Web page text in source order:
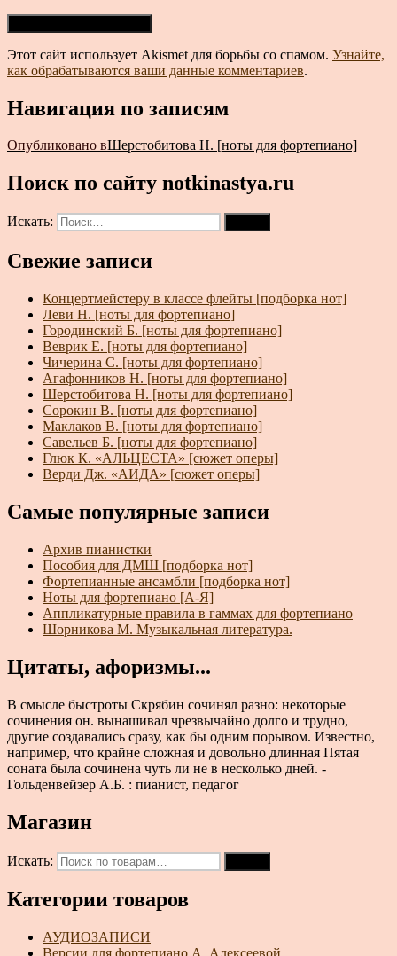
Этот сайт использует Akismet для борьбы со спамом. Узнайте,
как обрабатываются ваши данные комментариев.
Навигация по записям
Опубликовано вШерстобитова Н. [ноты для фортепиано]
Поиск по сайту notkinastya.ru
Искать:
Свежие записи
Концертмейстеру в классе флейты [подборка нот]
Леви Н. [ноты для фортепиано]
Городинский Б. [ноты для фортепиано]
Веврик Е. [ноты для фортепиано]
Чичерина С. [ноты для фортепиано]
Агафонников Н. [ноты для фортепиано]
Шерстобитова Н. [ноты для фортепиано]
Сорокин В. [ноты для фортепиано]
Маклаков В. [ноты для фортепиано]
Савельев Б. [ноты для фортепиано]
Глюк К. «АЛЬЦЕСТА» [сюжет оперы]
Верди Дж. «АИДА» [сюжет оперы]
Самые популярные записи
Архив пианистки
Пособия для ДМШ [подборка нот]
Фортепианные ансамбли [подборка нот]
Ноты для фортепиано [А-Я]
Аппликатурные правила в гаммах для фортепиано
Шорникова М. Музыкальная литература.
Цитаты, афоризмы...
В смысле быстроты Скрябин сочинял разно: некоторые
сочинения он. вынашивал чрезвычайно долго и трудно,
другие создавались сразу, как бы одним порывом. Известно,
например, что крайне сложная и довольно длинная Пятая
соната была сочинена чуть ли не в несколько дней. -
Гольденвейзер А.Б. : пианист, педагог
Магазин
Искать:
Категории товаров
АУДИОЗАПИСИ